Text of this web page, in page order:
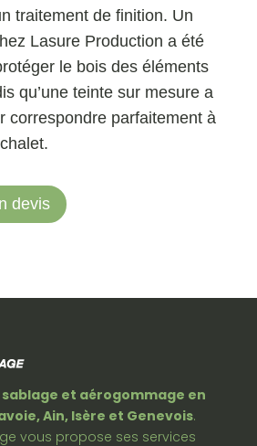
traitement de finition. Un
Lasure Production a été
le bois des éléments
qu’une teinte sur mesure a
correspondre parfaitement à
devis
sablage et aérogommage en
Ain, Isère et Genevois.
vous propose ses services